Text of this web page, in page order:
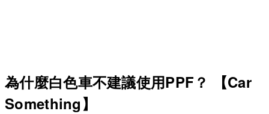
為什麼白色車不建議使用PPF？ 【Car
Something】